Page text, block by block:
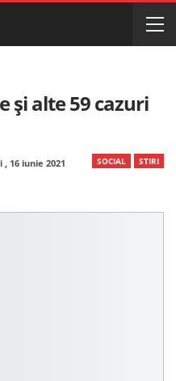
și alte 59 cazuri
SOCIAL STIRI
16 iunie 2021